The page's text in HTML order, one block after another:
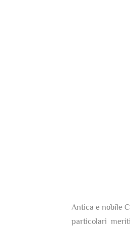
Antica e nobile
particolari